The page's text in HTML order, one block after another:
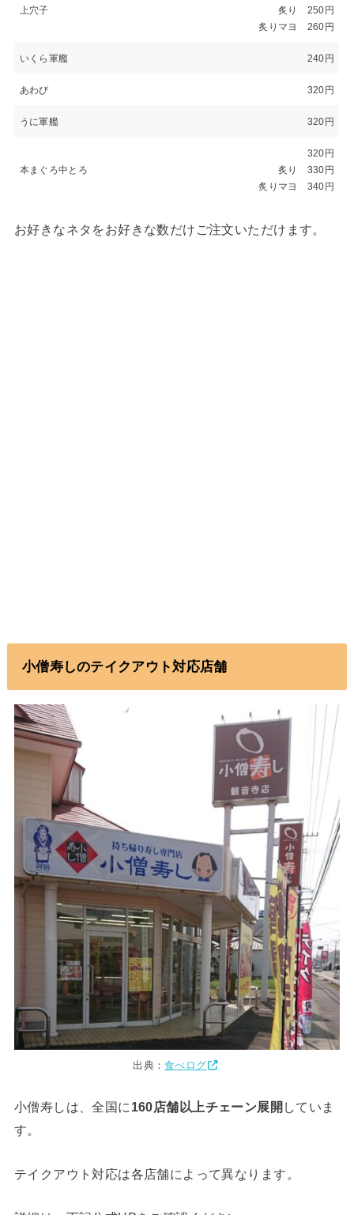
上穴子
炙り 250円
炙りマヨ 260円
いくら軍艦 240円
あわび 320円
うに軍艦 320円
本まぐろ中とろ
320円
炙り 330円
炙りマヨ 340円
お好きなネタをお好きな数だけご注文いただけます。
小僧寿しのテイクアウト対応店舗
出典：食べログ
小僧寿しは、全国に 160店舗以上チェーン展開 していま
す。
テイクアウト対応は各店舗によって異なります。